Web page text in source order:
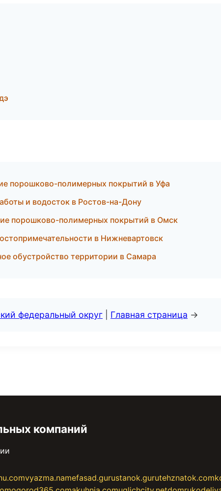
порошково-полимерных покрытий в Уфа
и водосток в Ростов-на-Дону
порошково-полимерных покрытий в Омск
в Нижневартовск
обустройство территории в Самара
федеральный округ Главная страница →
компаний
vyazma.namefasad.gurustanok.gurutehznatok.com